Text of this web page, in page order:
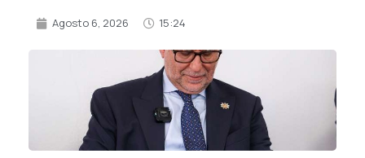
Agosto 6, 2026 15:24